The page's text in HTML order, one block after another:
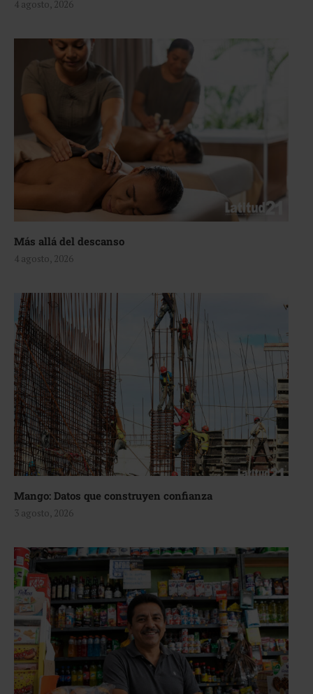
4 agosto, 2026
Más allá del descanso
4 agosto, 2026
Mango: Datos que construyen confianza
3 agosto, 2026